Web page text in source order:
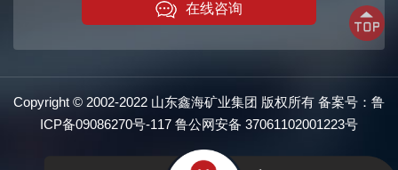
在线咨询
Copyright © 2002-2022 山东鑫海矿业集团 版权所有 备案号： 鲁
ICP备09086270号-117 鲁公网安备 37061102001223号